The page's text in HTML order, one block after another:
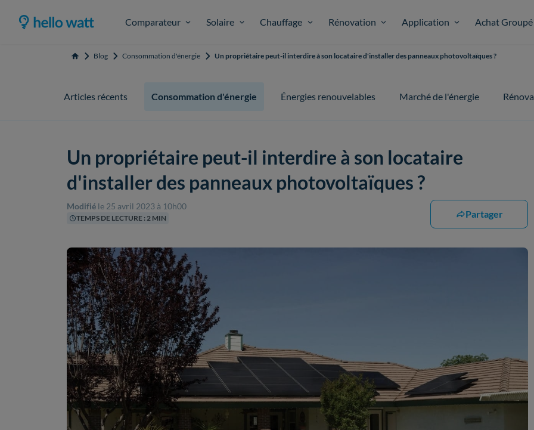
Comparateur Solaire Chauffage Rénovation Application Achat Groupé
Accueil Blog Consommation d'énergie Un propriétaire peut-il interdire à son locataire d'installer des panneaux photovoltaïques ?
Articles récents Consommation d'énergie Énergies renouvelables Marché de l'énergie
Un propriétaire peut-il interdire à son locataire
d'installer des panneaux photovoltaïques ?
Modifié le 25 avril 2023 à 10h00
TEMPS DE LECTURE : 2 MIN Partager